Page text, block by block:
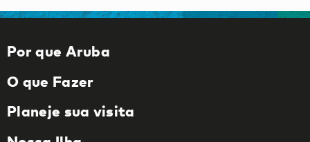
Por que Aruba
O que Fazer
Planeje sua visita